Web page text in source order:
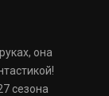
она
сезона